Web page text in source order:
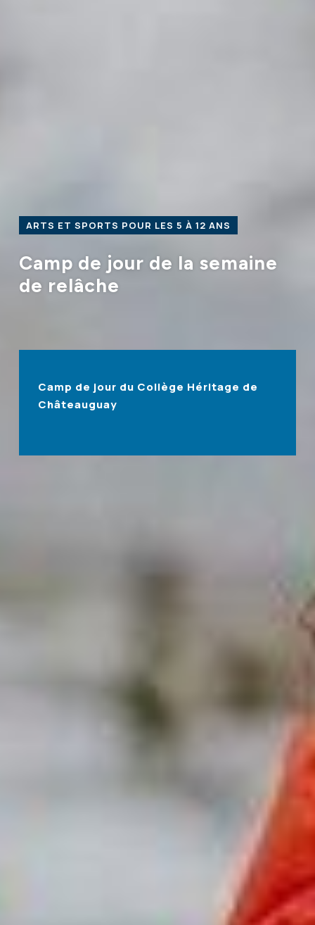
ARTS ET SPORTS POUR LES 5 À 12 ANS
Camp de jour de la semaine
de relâche
Camp de jour du Collège Héritage de
Châteauguay